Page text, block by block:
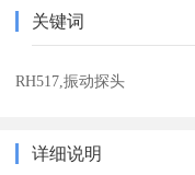
关键词
RH517,振动探头
详细说明